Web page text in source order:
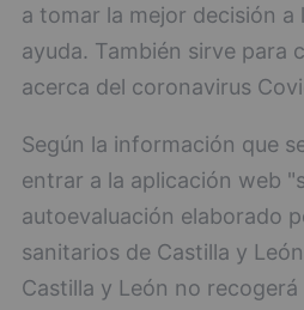
a tomar la mejor decisión a
ayuda. También sirve para
acerca del coronavirus
Según la información que
entrar a la aplicación web
autoevaluación elaborado
sanitarios de Castilla y
Castilla y León no